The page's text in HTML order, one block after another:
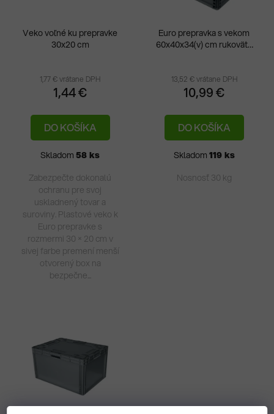
Veko voľné ku prepravke
30x20 cm
1,77 € vrátane DPH
1,44 €
DO KOŠÍKA
Skladom 58 ks
Zabezpečte dokonalú
ochranu pre svoj
uskladnený tovar a
suroviny. Plastové veko k
Euro prepravke s
rozmermi 30 × 20 cm v
sivej farbe premení menší
otvorený box na
bezpečne...
Euro prepravka s vekom
60x40x34(v) cm rukoväte
13,52 € vrátane DPH
10,99 €
DO KOŠÍKA
Skladom 119 ks
Nosnosť 30 kg